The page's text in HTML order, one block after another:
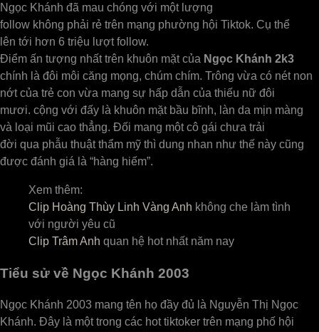
Ngọc Khánh đã mau chóng với một lượng
follow không phải rẻ trên mạng phường hội Tiktok. Cụ thể
lên tới hơn 6 triệu lượt follow.
Điểm ấn tượng nhất trên khuôn mặt của Ngọc Khánh 2k3
chính là đôi môi căng mọng, chúm chím. Trông vừa có nét non
nớt của trẻ con vừa mang sự hấp dẫn của thiếu nữ đôi
mươi. cộng với đấy là khuôn mặt bầu bĩnh, làn da mịn màng
và loại mũi cao thẳng. Đối mang một cô gái chưa trải
đời qua phẫu thuật thẩm mỹ thì dung nhan như thế này cũng
được đánh giá là “hàng hiếm”.
Xem thêm:
Clip Hoàng Thùy Linh Vàng Anh không che làm tình
với người yêu cũ
Clip Trâm Anh quan hệ hot nhất năm nay
Tiểu sử về Ngọc Khánh 2003
Ngọc Khánh 2003 mang tên họ đầy đủ là Nguyễn Thị Ngọc
Khánh. Đây là một trong các hot tiktoker trên mạng phố hội